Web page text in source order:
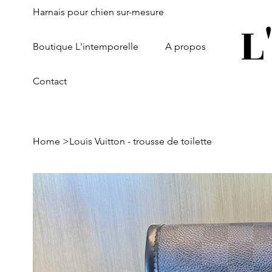
Harnais pour chien sur-mesure
Boutique L'intemporelle A propos
Contact
Home >Louis Vuitton - trousse de toilette